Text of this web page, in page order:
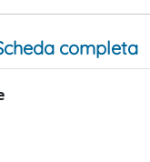
completa